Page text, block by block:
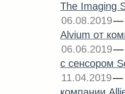
The Imaging
06.08.2019
Alvium от
06.06.2019
с сенсором
11.04.2019